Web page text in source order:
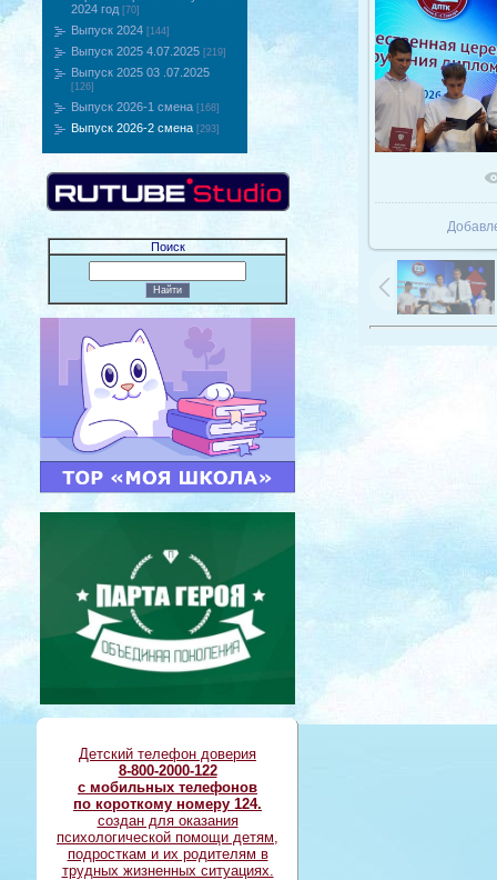
2024 год [70]
Выпуск 2024 [144]
Выпуск 2025 4.07.2025 [219]
Выпуск 2025 03 .07.2025
[126]
Выпуск 2026-1 смена [168]
Выпуск 2026-2 смена [293]
Поиск
Детский телефон доверия
8-800-2000-122
с мобильных телефонов
по короткому номеру 124.
создан для оказания
психологической помощи детям,
подросткам и их родителям в
трудных жизненных ситуациях.
В